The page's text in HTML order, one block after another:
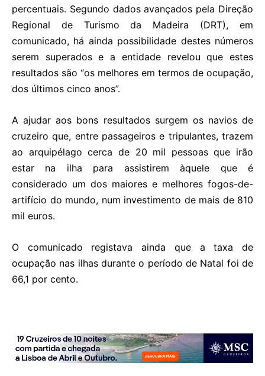
percentuais. Segundo dados avançados pela Direção
Regional de Turismo da Madeira (DRT), em
comunicado, há ainda possibilidade destes números
serem superados e a entidade revelou que estes
resultados são “os melhores em termos de ocupação,
dos últimos cinco anos”.
A ajudar aos bons resultados surgem os navios de
cruzeiro que, entre passageiros e tripulantes, trazem
ao arquipélago cerca de 20 mil pessoas que irão
estar na ilha para assistirem àquele que é
considerado um dos maiores e melhores fogos-de-
artifício do mundo, num investimento de mais de 810
mil euros.
O comunicado registava ainda que a taxa de
ocupação nas ilhas durante o período de Natal foi de
66,1 por cento.